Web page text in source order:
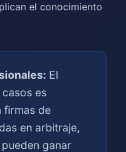
el conocimiento
El
es
firmas de
en arbitraje,
ganar